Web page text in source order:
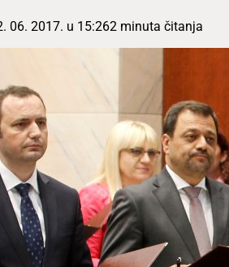
06. 2017. u 15:262 minuta čitanja